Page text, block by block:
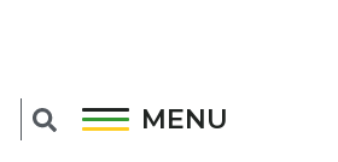
MENU